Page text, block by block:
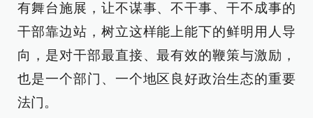
有舞台施展，让不谋事、不干事、干不成事的
干部靠边站，树立这样能上能下的鲜明用人导
向，是对干部最直接、最有效的鞭策与激励，
也是一个部门、一个地区良好政治生态的重要
法门。